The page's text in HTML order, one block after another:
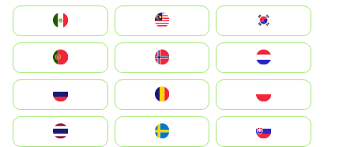
South Korea
Nederland
Portugal
România
Slovensko